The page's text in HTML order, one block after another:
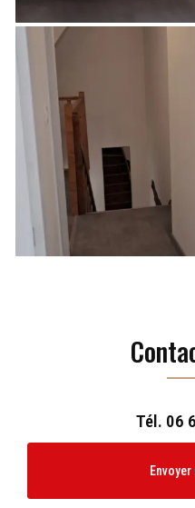
Tél. 06